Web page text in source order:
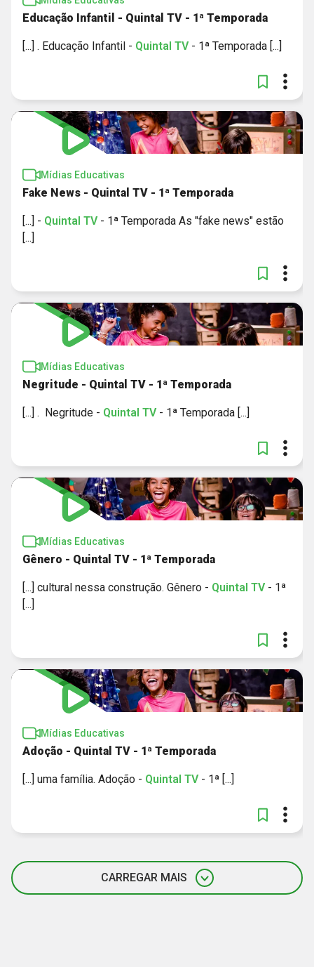
Educação Infantil - Quintal TV - 1ª Temporada
[...] . Educação Infantil - Quintal TV- 1ª Temporada [...]
Mídias Educativas
Fake News - Quintal TV - 1ª Temporada
[...] - Quintal TV- 1ª Temporada As "fake news" estão
[...]
Mídias Educativas
Negritude - Quintal TV - 1ª Temporada
[...] . Negritude - Quintal TV- 1ª Temporada [...]
Mídias Educativas
Gênero - Quintal TV - 1ª Temporada
[...] cultural nessa construção. Gênero - Quintal TV- 1ª
[...]
Mídias Educativas
Adoção - Quintal TV - 1ª Temporada
[...] uma família. Adoção - Quintal TV- 1ª [...]
CARREGAR MAIS